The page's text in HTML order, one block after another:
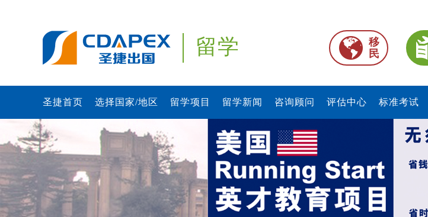
留学
移
民
圣捷首页 选择国家/地区 留学项目 留学新闻 咨询顾问 评估中心 标准考试